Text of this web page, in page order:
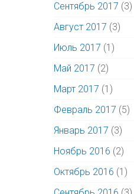
Сентябрь 2017 (3)
Август 2017 (3)
Июль 2017 (1)
Май 2017 (2)
Март 2017 (1)
Февраль 2017 (5)
Январь 2017 (3)
Ноябрь 2016 (2)
Октябрь 2016 (1)